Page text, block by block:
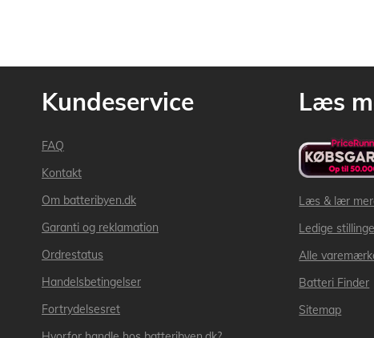
Kundeservice
FAQ
Kontakt
Om batteribyen.dk
Garanti og reklamation
Ordrestatus
Handelsbetingelser
Fortrydelsesret
Læs
Læs & lær
Ledige
Alle
Batteri Finder
Sitemap